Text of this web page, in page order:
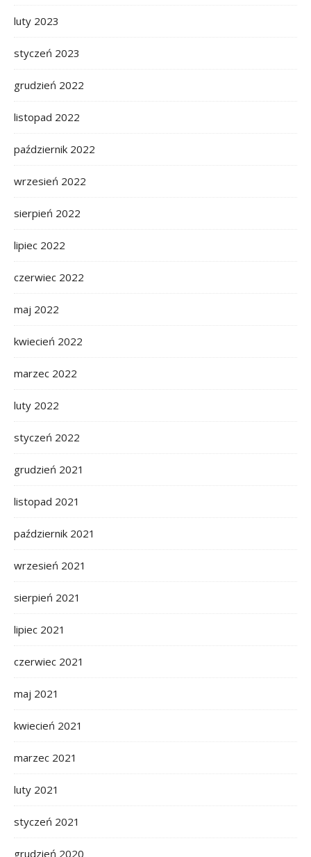
luty 2023
styczeń 2023
grudzień 2022
listopad 2022
październik 2022
wrzesień 2022
sierpień 2022
lipiec 2022
czerwiec 2022
maj 2022
kwiecień 2022
marzec 2022
luty 2022
styczeń 2022
grudzień 2021
listopad 2021
październik 2021
wrzesień 2021
sierpień 2021
lipiec 2021
czerwiec 2021
maj 2021
kwiecień 2021
marzec 2021
luty 2021
styczeń 2021
grudzień 2020